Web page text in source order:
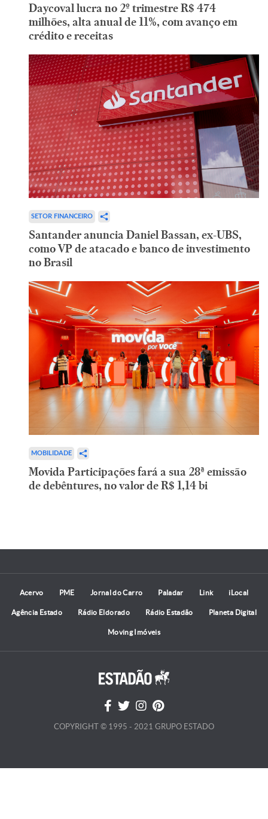
Daycoval lucra no 2º trimestre R$ 474
milhões, alta anual de 11%, com avanço em
crédito e receitas
SETOR FINANCEIRO
Santander anuncia Daniel Bassan, ex-UBS,
como VP de atacado e banco de investimento
no Brasil
MOBILIDADE
Movida Participações fará a sua 28ª emissão
de debêntures, no valor de R$ 1,14 bi
Acervo PME Jornal do Carro Paladar Link iLocal
Agência Estado Rádio Eldorado Rádio Estadão Planeta Digital
Moving Imóveis
COPYRIGHT © 1995 - 2021 GRUPO ESTADO